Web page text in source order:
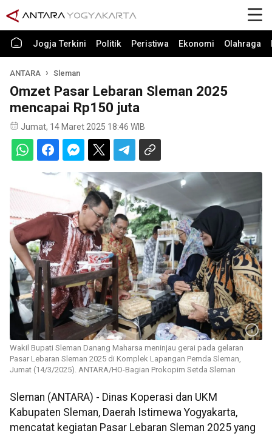
Jogja Terkini Politik Peristiwa Ekonomi Olahraga
ANTARA Sleman
Omzet Pasar Lebaran Sleman 2025
mencapai Rp150 juta
Jumat, 14 Maret 2025 18:46 WIB
Wakil Bupati Sleman Danang Maharsa meninjau gerai pada gelaran
Pasar Lebaran Sleman 2025 di Komplek Lapangan Pemda Sleman,
Jumat (14/3/2025). ANTARA/HO-Bagian Prokopim Setda Sleman
Sleman (ANTARA) - Dinas Koperasi dan UKM
Kabupaten Sleman, Daerah Istimewa Yogyakarta,
mencatat kegiatan Pasar Lebaran Sleman 2025 yang